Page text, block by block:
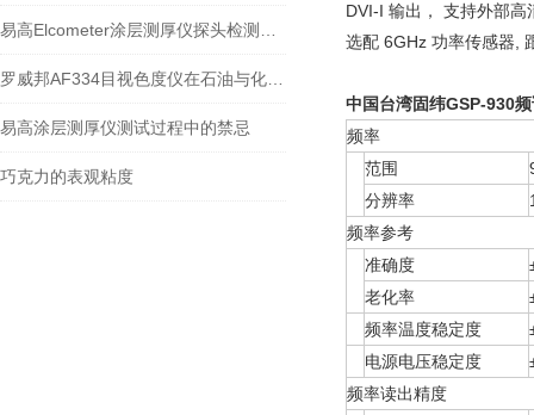
易高涂层测厚仪测试过程中的禁忌
巧克力的表观粘度
DVI-I 输出， 支持外部高
选配 6GHz 功率传感器,
中国台湾固纬GSP-930
频率
范围
分辨率
频率参考
准确度
老化率
频率温度稳定度
电源电压稳定度
频率读出精度